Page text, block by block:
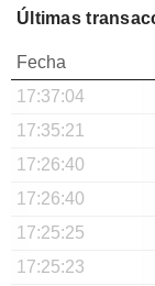
Últimas
Fecha
17:37:04
17:35:21
17:26:40
17:26:40
17:25:25
17:25:23